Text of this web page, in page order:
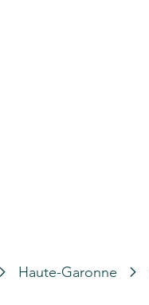
Haute-Garonne